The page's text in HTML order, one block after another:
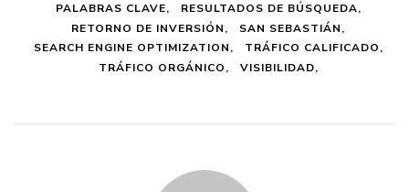
PALABRAS CLAVE
RESULTADOS DE BÚSQUEDA
RETORNO DE INVERSIÓN
SAN SEBASTIÁN
SEARCH ENGINE OPTIMIZATION
TRÁFICO CALIFICADO
TRÁFICO ORGÁNICO
VISIBILIDAD